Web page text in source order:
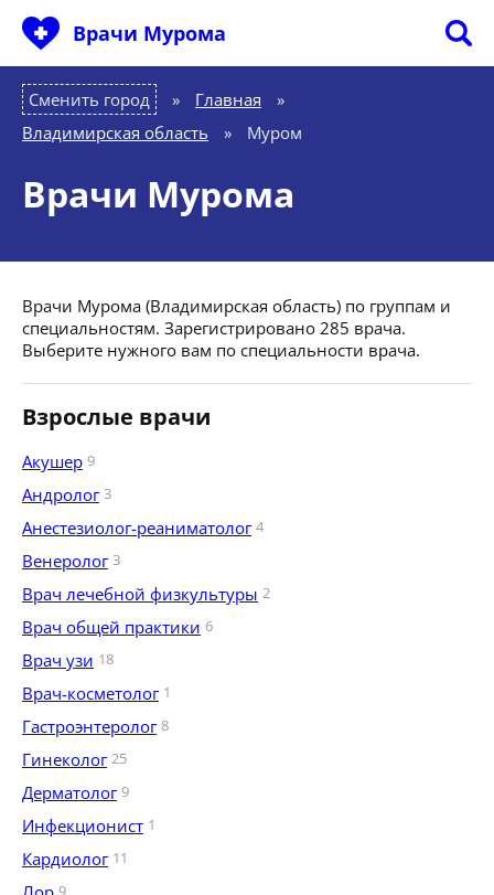
Врачи Мурома
Сменить город Главная
»
Владимирская область
» Муром
Врачи Мурома
Врачи Мурома (Владимирская область) по группам и
специальностям. Зарегистрировано 285 врача.
Выберите нужного вам по специальности врача.
Взрослые врачи
Акушер 9
Андролог 3
Анестезиолог-реаниматолог 4
Венеролог 3
Врач лечебной физкультуры 2
Врач общей практики 6
Врач узи 18
Врач-косметолог 1
Гастроэнтеролог 8
Гинеколог 25
Дерматолог 9
Инфекционист 1
Кардиолог 11
9